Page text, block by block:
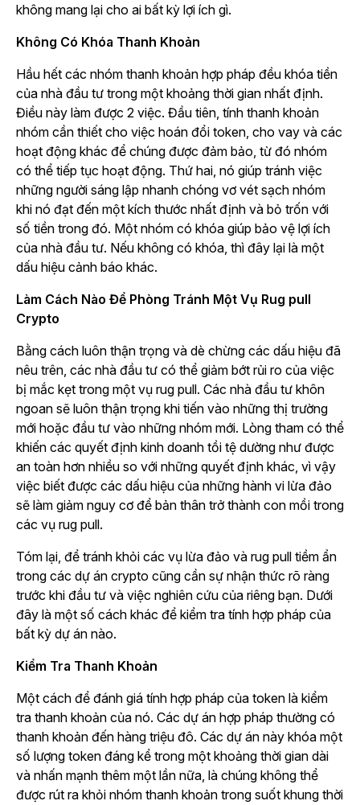
không mang lại cho ai bất kỳ lợi ích gì.
Không Có Khóa Thanh Khoản
Hầu hết các nhóm thanh khoản hợp pháp đều khóa tiền
của nhà đầu tư trong một khoảng thời gian nhất định.
Điều này làm được 2 việc. Đầu tiên, tính thanh khoản
nhóm cần thiết cho việc hoán đổi token, cho vay và các
hoạt động khác để chúng được đảm bảo, từ đó nhóm
có thể tiếp tục hoạt động. Thứ hai, nó giúp tránh việc
những người sáng lập nhanh chóng vơ vét sạch nhóm
khi nó đạt đến một kích thước nhất định và bỏ trốn với
số tiền trong đó. Một nhóm có khóa giúp bảo vệ lợi ích
của nhà đầu tư. Nếu không có khóa, thì đây lại là một
dấu hiệu cảnh báo khác.
Làm Cách Nào Để Phòng Tránh Một Vụ Rug pull
Crypto
Bằng cách luôn thận trọng và dè chừng các dấu hiệu đã
nêu trên, các nhà đầu tư có thể giảm bớt rủi ro của việc
bị mắc kẹt trong một vụ rug pull. Các nhà đầu tư khôn
ngoan sẽ luôn thận trọng khi tiến vào những thị trường
mới hoặc đầu tư vào những nhóm mới. Lòng tham có thể
khiến các quyết định kinh doanh tồi tệ dường như được
an toàn hơn nhiều so với những quyết định khác, vì vậy
việc biết được các dấu hiệu của những hành vi lừa đảo
sẽ làm giảm nguy cơ để bản thân trở thành con mồi trong
các vụ rug pull.
Tóm lại, để tránh khỏi các vụ lừa đảo và rug pull tiềm ẩn
trong các dự án crypto cũng cần sự nhận thức rõ ràng
trước khi đầu tư và việc nghiên cứu của riêng bạn. Dưới
đây là một số cách khác để kiểm tra tính hợp pháp của
bất kỳ dự án nào.
Kiểm Tra Thanh Khoản
Một cách để đánh giá tính hợp pháp của token là kiểm
tra thanh khoản của nó. Các dự án hợp pháp thường có
thanh khoản đến hàng triệu đô. Các dự án này khóa một
số lượng token đáng kể trong một khoảng thời gian dài
và nhấn mạnh thêm một lần nữa, là chúng không thể
được rút ra khỏi nhóm thanh khoản trong suốt khung thời